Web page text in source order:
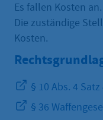
Es fallen Kosten
Die zuständige
Kosten.
§ 10 Abs. 4
§ 36